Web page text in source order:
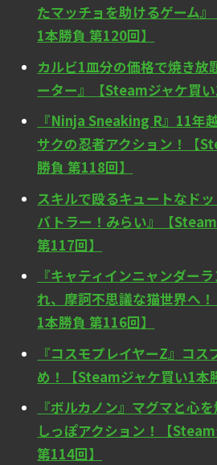
たマッチョを助けるゲーム
1本勝負 第120回】
カルビ1皿分の価格で焼き放
ーター』【Steamジャケ買い
『Ninja Sneaking R』11年
サクの忍者アクション！【
勝負 第118回】
スキルで殴るキュートなド
バトラー！みらい』【
第117回】
『キャティインニャンダー
れ、摩訶不思議な猫世界へ
1本勝負 第116回】
『コスモプレイヤーZ』コ
め！【Steamジャケ買い1本
『ボルカノン』マグマと心
しっぽアクション！【
第114回】